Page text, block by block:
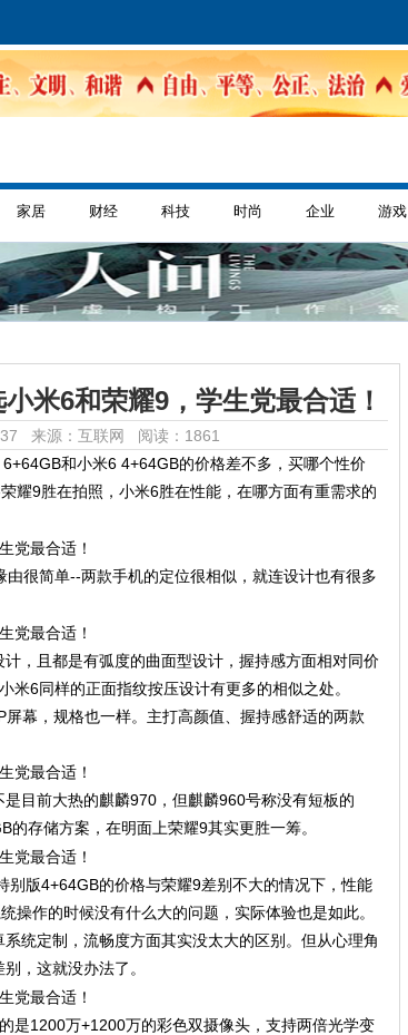
家居 财经 科技 时尚 企业 游戏
米6和荣耀9，学生党最合适！
来源：互联网 阅读：1861
和小米6 4+64GB的价格差不多，买哪个性价
耀9胜在拍照，小米6胜在性能，在哪方面有重需求的
很简单--两款手机的定位很相似，就连设计也有很多
，且都是有弧度的曲面型设计，握持感方面相对同价
6同样的正面指纹按压设计有更多的相似之处。
幕，规格也一样。主打高颜值、握持感舒适的两款
目前大热的麒麟970，但麒麟960号称没有短板的
存储方案，在明面上荣耀9其实更胜一筹。
版4+64GB的价格与荣耀9差别不大的情况下，性能
操作的时候没有什么大的问题，实际体验也是如此。
统定制，流畅度方面其实没太大的区别。但从心理角
，这就没办法了。
是1200万+1200万的彩色双摄像头，支持两倍光学变